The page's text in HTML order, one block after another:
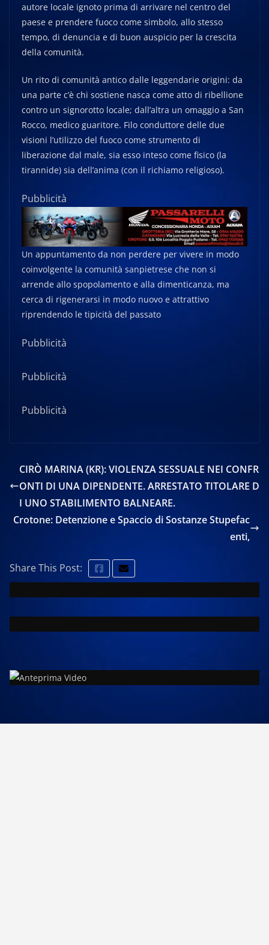
autore locale ignoto prima di arrivare nel centro del
paese e prendere fuoco come simbolo, allo stesso
tempo, di denuncia e di buon auspicio per la crescita
della comunità.
Un rito di comunità antico dalle leggendarie origini: da
una parte c’è chi sostiene nasca come atto di ribellione
contro un signorotto locale; dall’altra un omaggio a San
Rocco, medico guaritore. Filo conduttore delle due
visioni l’utilizzo del fuoco come strumento di
liberazione dal male, sia esso inteso come fisico (la
tirannide) sia dell’anima (con il richiamo religioso).
Pubblicità
Un appuntamento da non perdere per vivere in modo
coinvolgente la comunità sanpietrese che non si
arrende allo spopolamento e alla dimenticanza, ma
cerca di rigenerarsi in modo nuovo e attrattivo
riprendendo le tipicità del passato
Pubblicità
Pubblicità
Pubblicità
CIRÒ MARINA (KR): VIOLENZA SESSUALE NEI CONFR
ONTI DI UNA DIPENDENTE. ARRESTATO TITOLARE D
I UNO STABILIMENTO BALNEARE.
Crotone: Detenzione e Spaccio di Sostanze Stupefac
enti,
Share This Post: